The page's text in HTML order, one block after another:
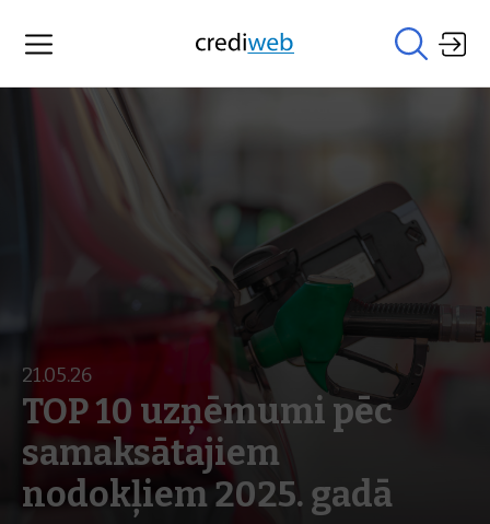
21.05.26
TOP 10 uzņēmumi pēc
samaksātajiem
nodokļiem 2025. gadā